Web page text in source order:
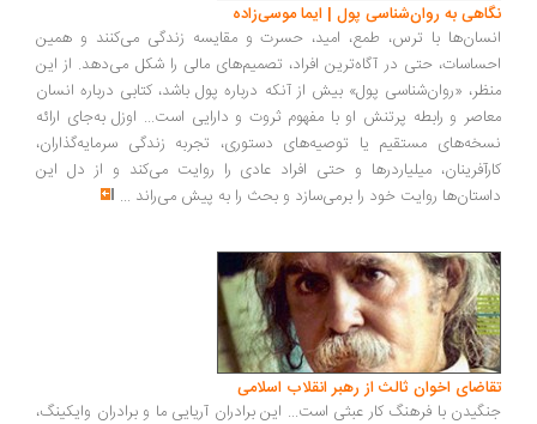
به روان‌شناسی پول | ایما موسی‌زاده
با ترس، طمع، امید، حسرت و مقایسه زندگی می‌کنند و همین
حتی در آگاه‌ترین افراد، تصمیم‌های مالی را شکل می‌دهد. از این
«روان‌شناسی پول» بیش از آنکه درباره پول باشد، کتابی درباره انسان
و رابطه پرتنش او با مفهوم ثروت و دارایی است... اوزل به‌جای ارائه
مستقیم یا توصیه‌های دستوری، تجربه زندگی سرمایه‌گذاران،
میلیاردرها و حتی افراد عادی را روایت می‌کند و از دل این
روایت خود را برمی‌سازد و بحث را به پیش می‌راند ...
اخوان ثالث از رهبر انقلاب اسلامی
با فرهنگ کار عبثی است... این برادران آریایی ما و برادران وایکینگ،